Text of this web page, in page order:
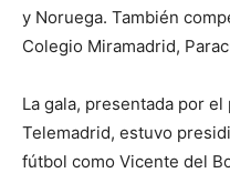
y Noruega. También
Colegio Miramadrid,
La gala, presentada por
Telemadrid, estuvo
fútbol como Vicente del